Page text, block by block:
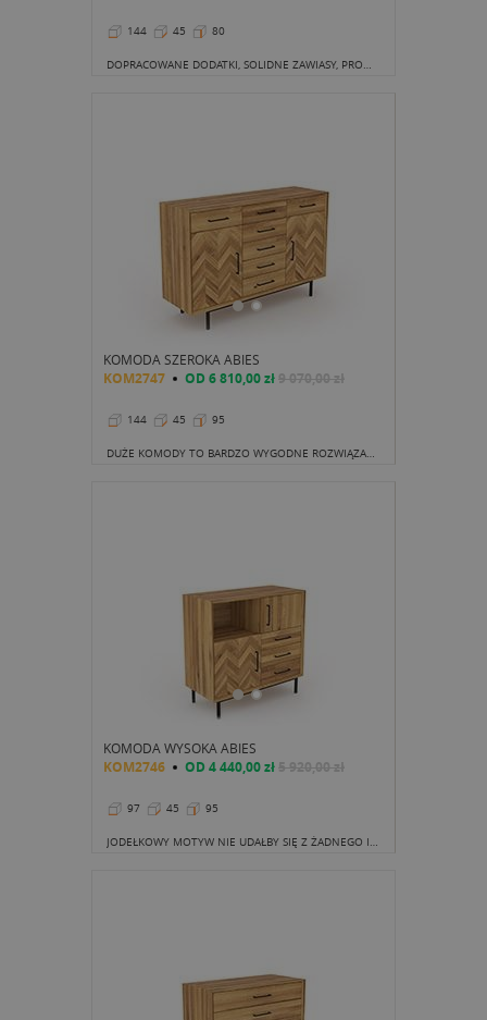
144 45 80
DOPRACOWANE DODATKI, SOLIDNE ZAWIASY, PROWADNICE ORAZ PRZEDE WSZYSTKIM, NIEPOWTARZALNY, A ZARAZEM BARDZO FUNKCJONALNY SCHEMAT ROZMIESZCZENIA PÓŁEK I SZAFEK.
KOMODA SZEROKA ABIES
KOM2747 OD 6 810,00 zł9 070,00 zł
144 45 95
DUŻE KOMODY TO BARDZO WYGODNE ROZWIĄZANIA DO PRZECHOWYWANIA, KTÓRE JEDNOCZEŚNIE NIE ZMNIEJSZAJĄ POWIERZCHNI WNĘTRZA, GDYŻ NIE ZAJMUJĄ MIEJSCA OD PODŁOGI DO SUFITU.
KOMODA WYSOKA ABIES
KOM2746 OD 4 440,00 zł5 920,00 zł
97 45 95
JODEŁKOWY MOTYW NIE UDAŁBY SIĘ Z ŻADNEGO INNEGO MATERIAŁU NIŻ LITE DREWNO. NIEREGULARNY KOLOR WYZNACZANY WIELOMA LINIAMI SŁOJÓW TWORZY NIEPOWTARZALNĄ I NATURALNIE PIĘKNĄ KOMPOZYCJĘ, KTÓREJ NIE DA SIĘ PODROBIĆ.